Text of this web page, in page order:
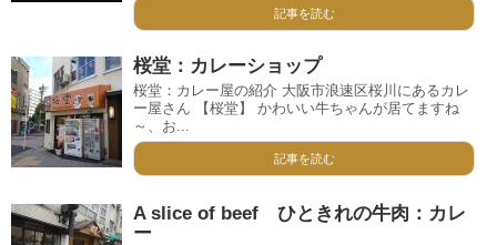
記事を読む
桜堂：カレーショップ
桜堂：カレー屋の紹介 大阪市浪速区桜川にあるカレ
ー屋さん 【桜堂】 かわいい牛ちゃんが居てますね
～、お...
記事を読む
A slice of beef ひときれの牛肉：カレ
ー